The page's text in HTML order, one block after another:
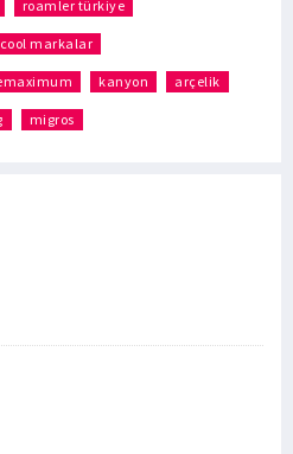
roamler türkiye
cool markalar
kanyon arçelik
migros